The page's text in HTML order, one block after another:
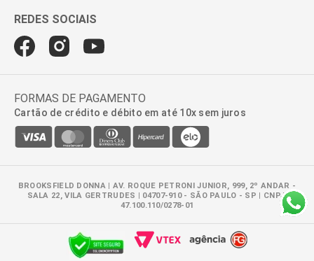
FORMAS DE PAGAMENTO
Cartão de crédito e débito em até 10x sem juros
BROOKSFIELD DONNA | AV. ROQUE PETRONI JUNIOR, 999, 2º ANDAR -
SALA 22, VILA GERTRUDES | 04707-910 - SÃO PAULO - SP | CNPJ:
47.100.110/0278-01